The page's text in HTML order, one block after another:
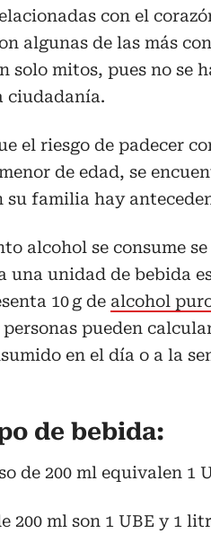
con el
algunas de las más
solo mitos, pues no se
ciudadanía.
el riesgo de padecer
de edad, se
su familia hay
alcohol se consume
una unidad de bebida
10 g de alcohol
personas pueden
en el día o a la
de bebida:
de 200 ml equivalen 1
200 ml son 1 UBE y 1